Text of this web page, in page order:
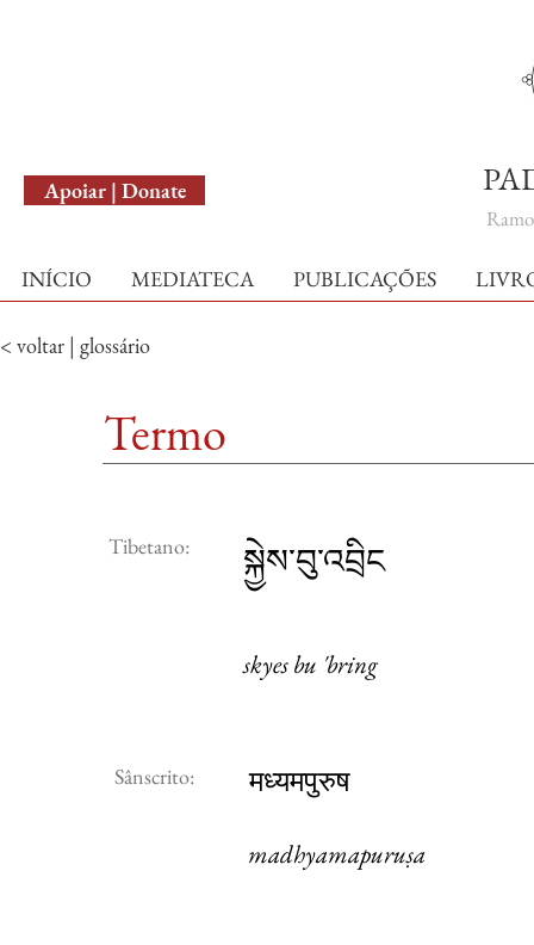
Apoiar | Donate
INÍCIO MEDIATECA PUBLICAÇÕES
< voltar | glossário
Termo
Tibetano: སྐྱེས་བུ་འབྲིང
skyes bu 'bring
Sânscrito: मध्यमपुरुष
madhyamapuruṣa